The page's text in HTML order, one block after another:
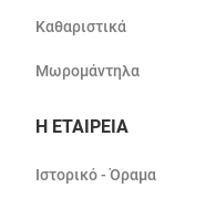
Καθαριστικά
Μωρομάντηλα
Η ΕΤΑΙΡΕΙΑ
Ιστορικό - Όραμα